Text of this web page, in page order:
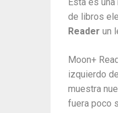
de libros
Reader un
Moon+
izquierdo
muestra
fuera poco